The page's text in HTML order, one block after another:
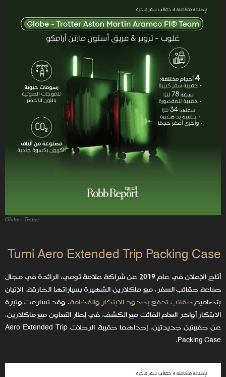
Globe - Trotter
Tumi Aero Extended Trip Packing Case
أتاح الإعلان في عام 2019 عن شراكة علامة تومي، الرائدة في مجال
صناعة حقائب السفر، مع ماكلارين الشهيرة بسياراتها الخارقة، الإتيان
بتصاميمحقائب تدفع بحدود الابتكار والفخامة. وقد تسارعت وتيرة
الابتكار أواخر العام الفائت مع الكشف، في إطار التعاون مع ماكلارين،
عن حقيبتين جديدتين، إحداهما حقيبة الرحلات Aero Extended Trip
Packing Case.